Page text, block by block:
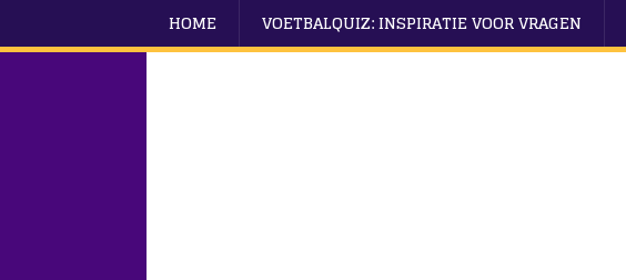
HOME VOETBALQUIZ: INSPIRATIE VOOR VRAGEN